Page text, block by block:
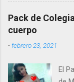
Pack de
cuerpo
- febrero 23, 2021
El